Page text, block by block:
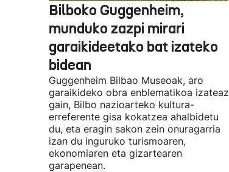
Bilboko Guggenheim,
munduko zazpi mirari
garaikideetako bat izateko
bidean
Guggenheim Bilbao Museoak, aro
garaikideko obra enblematikoa izateaz
gain, Bilbo nazioarteko kultura-
erreferente gisa kokatzea ahalbidetu
du, eta eragin sakon zein onuragarria
izan du inguruko turismoaren,
ekonomiaren eta gizartearen
garapenean.